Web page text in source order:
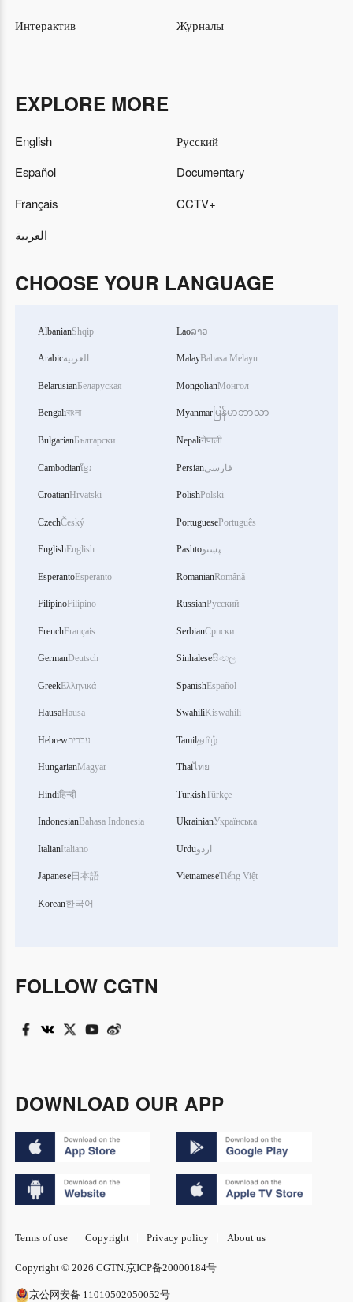
Интерактив Журналы
EXPLORE MORE
English
Español
Français
العربية
Русский
Documentary
CCTV+
CHOOSE YOUR LANGUAGE
AlbanianShqip
Arabicالعربية
BelarusianБеларуская
Bengaliবাংলা
BulgarianБългарски
Cambodianខ្មែរ
CroatianHrvatski
CzechČeský
EnglishEnglish
EsperantoEsperanto
FilipinoFilipino
FrenchFrançais
GermanDeutsch
GreekΕλληνικά
HausaHausa
Hebrewעברית
HungarianMagyar
Hindiहिन्दी
IndonesianBahasa Indonesia
ItalianItaliano
Japanese日本語
Korean한국어
Laoລາວ
MalayBahasa Melayu
MongolianМонгол
Myanmar မြန်မာဘာသာ
Nepaliनेपाली
Persianفارسی
PolishPolski
PortuguesePortuguês
Pashtoپښتو
RomanianRomână
RussianРусский
SerbianСрпски
Sinhaleseසිංහල
SpanishEspañol
SwahiliKiswahili
Tamilதமிழ்
Thaiไทย
TurkishTürkçe
UkrainianУкраїнська
Urduاردو
VietnameseTiếng Việt
FOLLOW CGTN
DOWNLOAD OUR APP
Terms of use Copyright Privacy policy About us
Copyright © 2026 CGTN. 京ICP备20000184号
京公网安备 11010502050052号